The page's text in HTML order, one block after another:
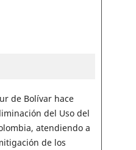
de Bolívar hace
del Uso del
atendiendo a
de los